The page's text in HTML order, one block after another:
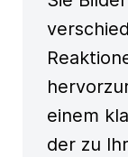
einem
der zu